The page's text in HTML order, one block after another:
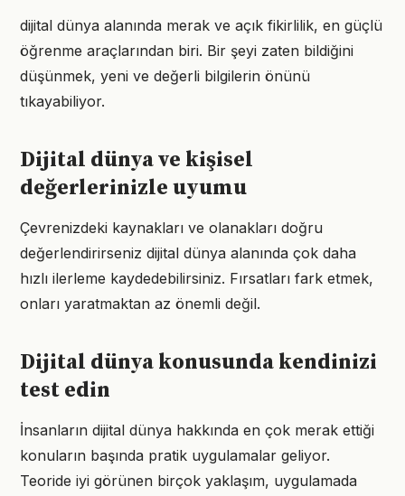
dijital dünya alanında merak ve açık fikirlilik, en güçlü
öğrenme araçlarından biri. Bir şeyi zaten bildiğini
düşünmek, yeni ve değerli bilgilerin önünü
tıkayabiliyor.
Dijital dünya ve kişisel
değerlerinizle uyumu
Çevrenizdeki kaynakları ve olanakları doğru
değerlendirirseniz dijital dünya alanında çok daha
hızlı ilerleme kaydedebilirsiniz. Fırsatları fark etmek,
onları yaratmaktan az önemli değil.
Dijital dünya konusunda kendinizi
test edin
İnsanların dijital dünya hakkında en çok merak ettiği
konuların başında pratik uygulamalar geliyor.
Teoride iyi görünen birçok yaklaşım, uygulamada